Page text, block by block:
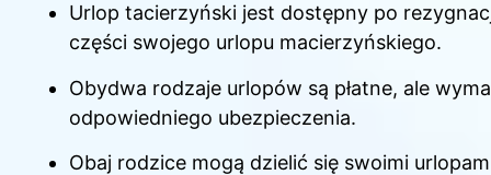
Urlop tacierzyński jest dostępny po
części swojego urlopu macierzyńskiego.
Obydwa rodzaje urlopów są płatne, ale
odpowiedniego ubezpieczenia.
Obaj rodzice mogą dzielić się swoimi